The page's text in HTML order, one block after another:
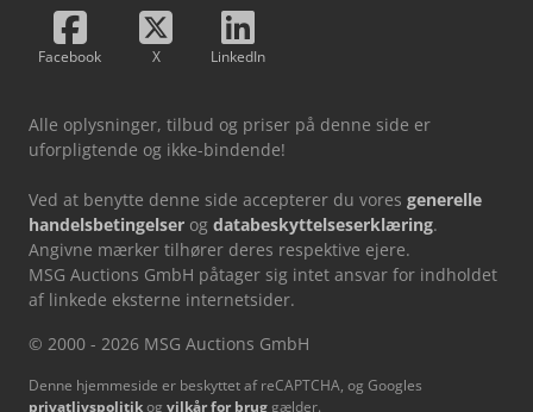
Facebook X LinkedIn
Alle oplysninger, tilbud og priser på denne side er
uforpligtende og ikke-bindende!
Ved at benytte denne side accepterer du vores generelle
handelsbetingelser og databeskyttelseserklæring.
Angivne mærker tilhører deres respektive ejere.
MSG Auctions GmbH påtager sig intet ansvar for indholdet
af linkede eksterne internetsider.
© 2000 - 2026 MSG Auctions GmbH
Denne hjemmeside er beskyttet af reCAPTCHA, og Googles
privatlivspolitikog vilkår for brug gælder.